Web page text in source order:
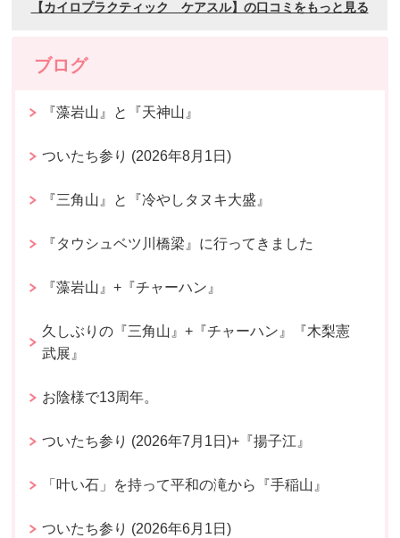
ブログ
『藻岩山』と『天神山』
ついたち参り (2026年8月1日)
『三角山』と『冷やしタヌキ大盛』
『タウシュベツ川橋梁』に行ってきました
『藻岩山』+『チャーハン』
久しぶりの『三角山』+『チャーハン』『木梨憲
武展』
お陰様で13周年。
ついたち参り (2026年7月1日)+『揚子江』
「叶い石」を持って平和の滝から『手稲山』
ついたち参り (2026年6月1日)